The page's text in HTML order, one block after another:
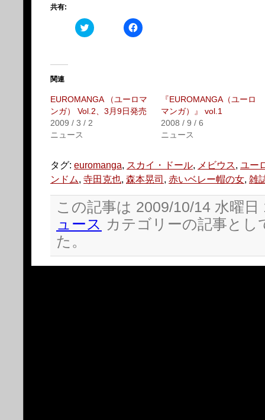
共有:
ク
リ
有
(新
し
い
ウ
で
開
き
ま
す)
Facebook
で
リ
ッ
ク
し
(新
し
い
ウ
ィ
ン
ド
ウ
で
す)
関連
EUROMANGA （ユーロマ
ンガ） Vol.2、3月9日発売
2009 / 3 / 2
ニュース
『EUROMANGA（ユーロ
マンガ）』 vol.1
2008 / 9 / 6
ニュース
タグ: euromanga, スカイ・ドール, メビウス, ユー
ンドム, 寺田克也, 森本晃司 , 赤いベレー帽の女, 雑
この記事は 2009/10/14 水曜
ュース カテゴリーの記事とし
た。